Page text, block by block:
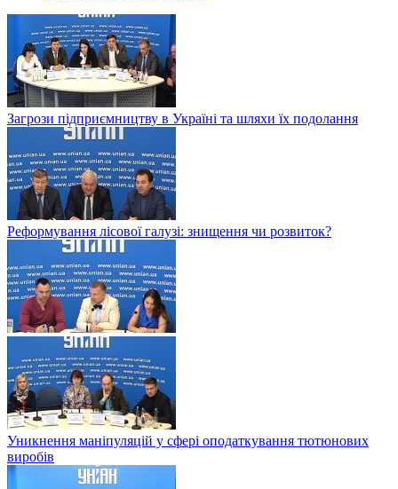
Загрози підприємництву в Україні та шляхи їх подолання
Реформування лісової галузі: знищення чи розвиток?
Уникнення маніпуляцій у сфері оподаткування тютюнових
виробів